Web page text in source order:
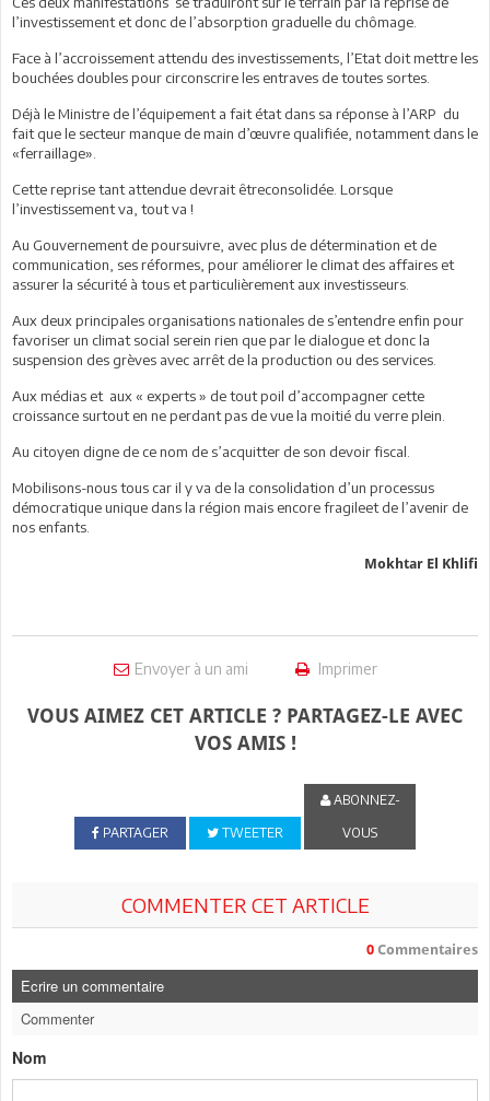
l’investissement et donc de l’absorption graduelle du chômage.
Face à l’accroissement attendu des investissements, l’Etat doit mettre les
bouchées doubles pour circonscrire les entraves de toutes sortes.
Déjà le Ministre de l’équipement a fait état dans sa réponse à l’ARP du
fait que le secteur manque de main d’œuvre qualifiée, notamment dans le
«ferraillage».
Cette reprise tant attendue devrait êtreconsolidée. Lorsque
l’investissement va, tout va !
Au Gouvernement de poursuivre, avec plus de détermination et de
communication, ses réformes, pour améliorer le climat des affaires et
assurer la sécurité à tous et particulièrement aux investisseurs.
Aux deux principales organisations nationales de s’entendre enfin pour
favoriser un climat social serein rien que par le dialogue et donc la
suspension des grèves avec arrêt de la production ou des services.
Aux médias et aux « experts » de tout poil d’accompagner cette
croissance surtout en ne perdant pas de vue la moitié du verre plein.
Au citoyen digne de ce nom de s’acquitter de son devoir fiscal.
Mobilisons-nous tous car il y va de la consolidation d’un processus
démocratique unique dans la région mais encore fragileet de l’avenir de
nos enfants.
Mokhtar El Khlifi
Envoyer à un ami Imprimer
VOUS AIMEZ CET ARTICLE ? PARTAGEZ-LE AVEC
VOS AMIS !
PARTAGER TWEETER
ABONNEZ-
VOUS
COMMENTER CET ARTICLE
0 Commentaires
Ecrire un commentaire
Commenter
Nom